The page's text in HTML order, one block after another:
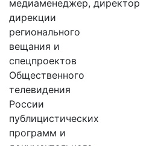
медиаменеджер, директор
дирекции
регионального
вещания и
спецпроектов
Общественного
телевидения
России
публицистических
программ и